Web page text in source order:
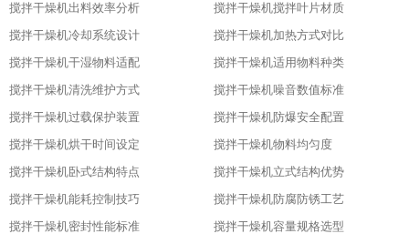
搅拌干燥机出料效率分析
搅拌干燥机搅拌叶片材质
搅拌干燥机冷却系统设计
搅拌干燥机加热方式对比
搅拌干燥机干湿物料适配
搅拌干燥机适用物料种类
搅拌干燥机清洗维护方式
搅拌干燥机噪音数值标准
搅拌干燥机过载保护装置
搅拌干燥机防爆安全配置
搅拌干燥机烘干时间设定
搅拌干燥机物料均匀度
搅拌干燥机卧式结构特点
搅拌干燥机立式结构优势
搅拌干燥机能耗控制技巧
搅拌干燥机防腐防锈工艺
搅拌干燥机密封性能标准
搅拌干燥机容量规格选型